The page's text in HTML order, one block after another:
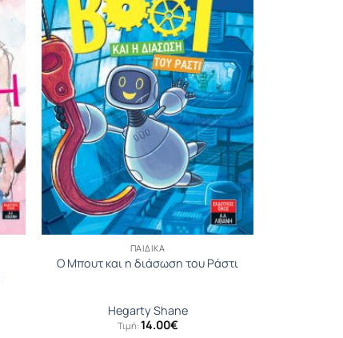
ΠΑΙΔΙΚΆ
Ο Μπουτ και η διάσωση του Ράστι
Hegarty Shane
Τιμή:14.00€